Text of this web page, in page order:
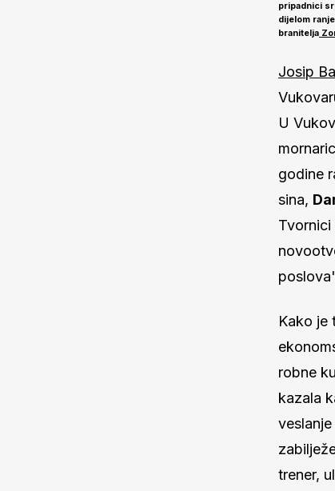
pripadnici
dijelom
branitelja
Josip
U
godine
sina,
Kako je
robne
kazala
trener,